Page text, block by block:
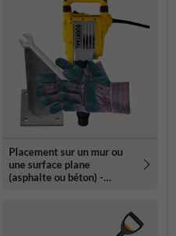
Placement sur un mur ou
une surface plane
(asphalte ou béton) -